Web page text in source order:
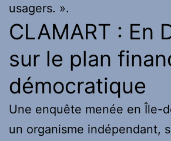
usagers. ».
CLAMART : En
sur le plan
démocratique
Une enquête menée en Île-
un organisme indépendant,